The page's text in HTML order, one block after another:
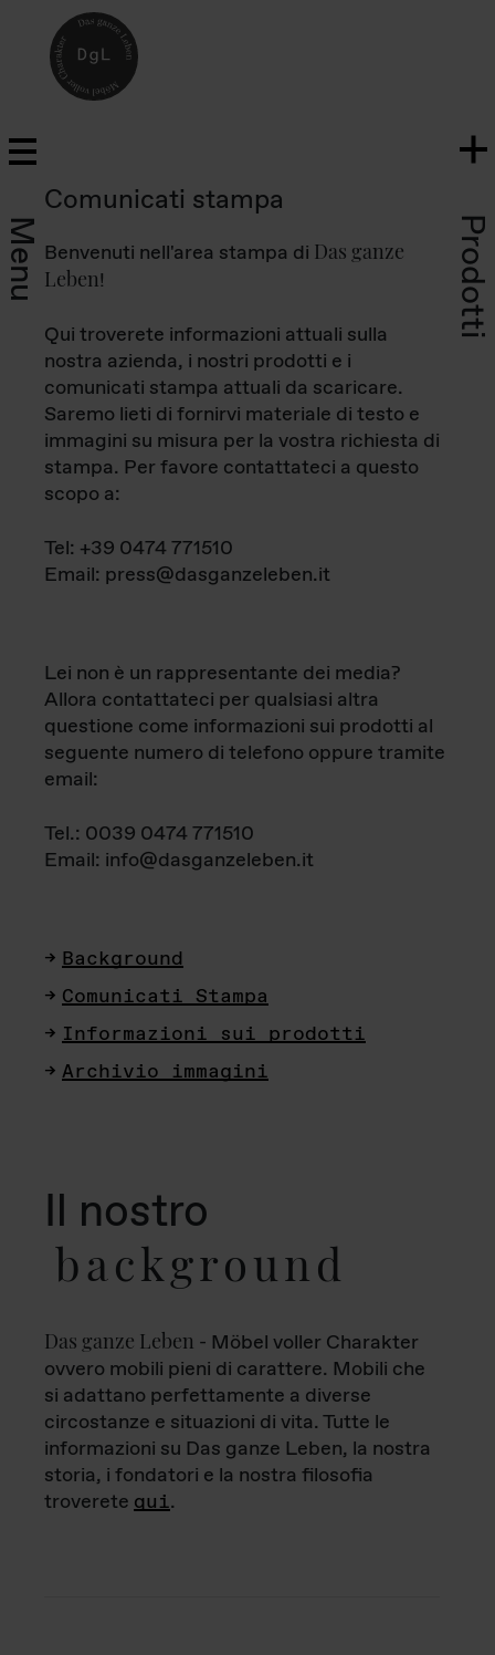
Menu Prodotti
Comunicati stampa
Benvenuti nell'area stampa di Das ganze
Leben!
Qui troverete informazioni attuali sulla
nostra azienda, i nostri prodotti e i
comunicati stampa attuali da scaricare.
Saremo lieti di fornirvi materiale di testo e
immagini su misura per la vostra richiesta di
stampa. Per favore contattateci a questo
scopo a:
Tel: +39 0474 771510
Email: press@dasganzeleben.it
Lei non è un rappresentante dei media?
Allora contattateci per qualsiasi altra
questione come informazioni sui prodotti al
seguente numero di telefono oppure tramite
email:
Tel.: 0039 0474 771510
Email: info@dasganzeleben.it
Background
Comunicati Stampa
Informazioni sui prodotti
Archivio immagini
Il nostro
background
Das ganze Leben - Möbel voller Charakter
ovvero mobili pieni di carattere. Mobili che
si adattano perfettamente a diverse
circostanze e situazioni di vita. Tutte le
informazioni su Das ganze Leben, la nostra
storia, i fondatori e la nostra filosofia
troverete qui.